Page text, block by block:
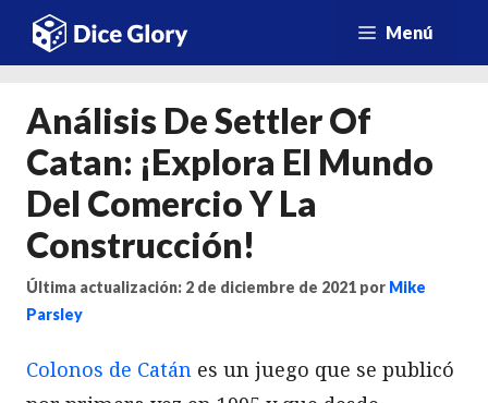
Saltar
Menú
Análisis De Settler Of
Catan: ¡Explora El Mundo
Del Comercio Y La
Construcción!
Última actualización: 2 de diciembre de 2021 por Mike
Parsley
Colonos de Catán es un juego que se publicó